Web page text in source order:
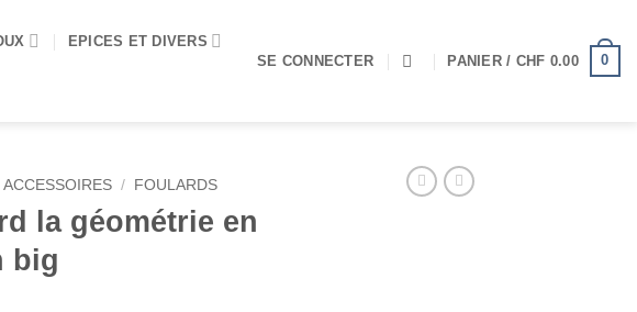
EPICES ET DIVERS
SE CONNECTER PANIER / CHF 0.00 0
ACCESSOIRES / FOULARDS
la géométrie en
big